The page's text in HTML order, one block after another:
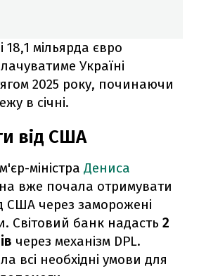
18,1 мільярда євро
Україні
2025 року, починаючи
в січні.
від США
міністра Дениса
вже почала отримувати
США через заморожені
Світовий банк надасть 2
через механізм DPL.
всі необхідні умови для